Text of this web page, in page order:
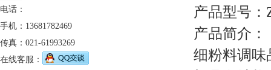
产品型号：
产品简介：
细粉料调味
电话：
手机：13681782469
传真：021-61993269
在线客服：